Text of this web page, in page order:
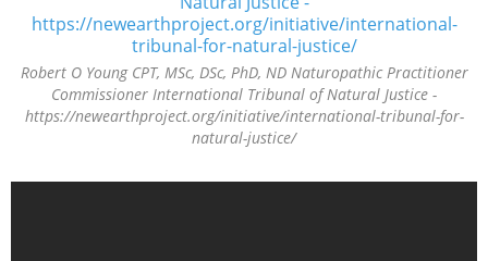
Robert O Young CPT, MSc, DSc, PhD, ND Naturopathic Practitioner
Commissioner International Tribunal of Natural Justice -
https://newearthproject.org/initiative/international-tribunal-for-
natural-justice/